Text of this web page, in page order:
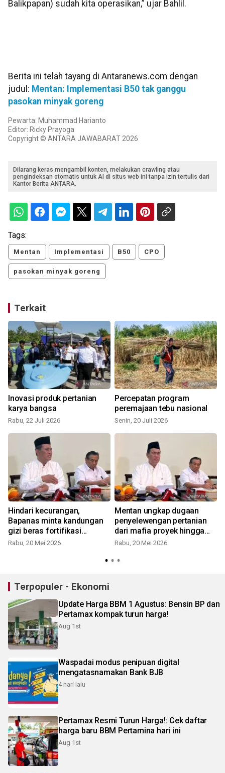
Balikpapan) sudah kita operasikan,” ujar Bahlil.
Berita ini telah tayang di Antaranews.com dengan
judul: Mentan: Implementasi B50 tak ganggu
pasokan minyak goreng
Pewarta: Muhammad Harianto
Editor: Ricky Prayoga
Copyright © ANTARA JAWABARAT 2026
Dilarang keras mengambil konten, melakukan crawling atau
pengindeksan otomatis untuk AI di situs web ini tanpa izin tertulis dari
Kantor Berita ANTARA.
Tags:
Mentan Implementasi B50 CPO
pasokan minyak goreng
Terkait
Inovasi produk pertanian
karya bangsa
Rabu, 22 Juli 2026
Percepatan program
peremajaan tebu nasional
Senin, 20 Juli 2026
Hindari kecurangan,
Bapanas minta kandungan
gizi beras fortifikasi
diperiksa intensif!
Rabu, 20 Mei 2026
Mentan ungkap dugaan
penyelewengan pertanian
dari mafia proyek hingga
permainan benih Rp3,3
Rabu, 20 Mei 2026
Terpopuler - Ekonomi
Update Harga BBM 1 Agustus: Bensin BP dan
Pertamax kompak turun harga!
Aug 1st
Waspadai modus penipuan digital
mengatasnamakan Bank BJB
4 hari lalu
Pertamax Resmi Turun Harga!: Cek daftar
harga baru BBM Pertamina hari ini
Aug 1st